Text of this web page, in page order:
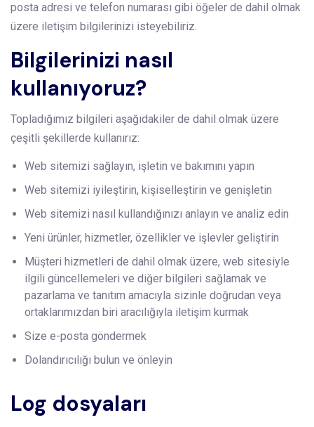
posta adresi ve telefon numarası gibi öğeler de dahil olmak
üzere iletişim bilgilerinizi isteyebiliriz.
Bilgilerinizi nasıl
kullanıyoruz?
Topladığımız bilgileri aşağıdakiler de dahil olmak üzere
çeşitli şekillerde kullanırız:
Web sitemizi sağlayın, işletin ve bakımını yapın
Web sitemizi iyileştirin, kişiselleştirin ve genişletin
Web sitemizi nasıl kullandığınızı anlayın ve analiz edin
Yeni ürünler, hizmetler, özellikler ve işlevler geliştirin
Müşteri hizmetleri de dahil olmak üzere, web sitesiyle
ilgili güncellemeleri ve diğer bilgileri sağlamak ve
pazarlama ve tanıtım amacıyla sizinle doğrudan veya
ortaklarımızdan biri aracılığıyla iletişim kurmak
Size e-posta göndermek
Dolandırıcılığı bulun ve önleyin
Log dosyaları